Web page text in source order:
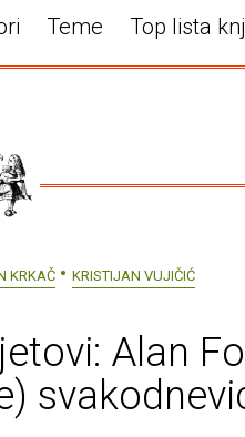
Teme Top lista
KRKAČ KRISTIJAN VUJIČIĆ
Alan